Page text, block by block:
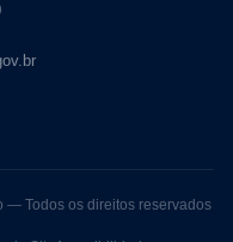
— Todos os direitos reservados